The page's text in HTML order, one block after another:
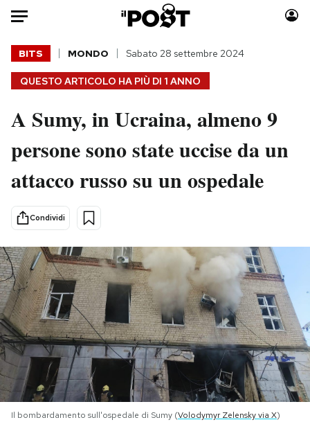
Auto
HOME
Italia
Mondo
Politica
Tecnologia
Scienza
Economia
Sport
Moda
Consumismi
Storie/Idee
Ok Boomer!
Altrecose
Mondiali calcio 2026
PODCAST
NEWSLETTER
QUESTO ARTICOLO HA PIÙ DI 1 ANNO
BITS MONDO Sabato 28 settembre 2024
A Sumy, in Ucraina, almeno 9
persone sono state uccise da un
attacco russo su un ospedale
Condividi
Il bombardamento sull'ospedale di Sumy (Volodymyr Zelensky via X)